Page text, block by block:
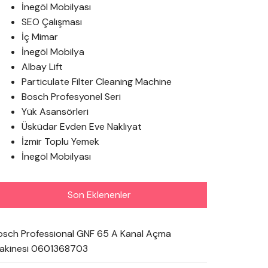
İnegöl Mobilyası
SEO Çalışması
İç Mimar
İnegöl Mobilya
Albay Lift
Particulate Filter Cleaning Machine
Bosch Profesyonel Seri
Yük Asansörleri
Üsküdar Evden Eve Nakliyat
İzmir Toplu Yemek
İnegöl Mobilyası
Son Eklenenler
Professional GNF 65 A Kanal Açma
0601368703